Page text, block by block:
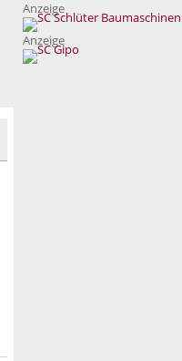
Anzeige
Anzeige